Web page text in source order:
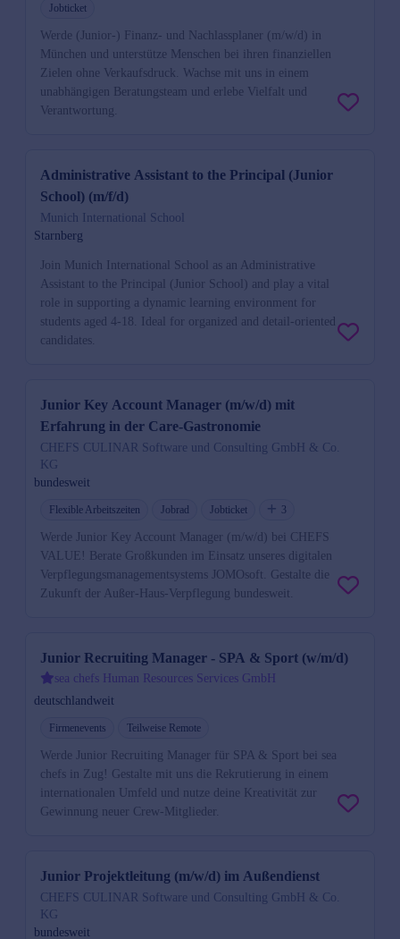
Jobticket
Werde (Junior-) Finanz- und Nachlassplaner (m/w/d) in
München und unterstütze Menschen bei ihren finanziellen
Zielen ohne Verkaufsdruck. Wachse mit uns in einem
unabhängigen Beratungsteam und erlebe Vielfalt und
Verantwortung.
Administrative Assistant to the Principal (Junior
School) (m/f/d)
Munich International School
Starnberg
Join Munich International School as an Administrative
Assistant to the Principal (Junior School) and play a vital
role in supporting a dynamic learning environment for
students aged 4-18. Ideal for organized and detail-oriented
candidates.
Junior Key Account Manager (m/w/d) mit
Erfahrung in der Care-Gastronomie
CHEFS CULINAR Software und Consulting GmbH & Co.
KG
bundesweit
Flexible Arbeitszeiten Jobrad Jobticket 3
Werde Junior Key Account Manager (m/w/d) bei CHEFS
VALUE! Berate Großkunden im Einsatz unseres digitalen
Verpflegungsmanagementsystems JOMOsoft. Gestalte die
Zukunft der Außer-Haus-Verpflegung bundesweit.
Junior Recruiting Manager - SPA & Sport (w/m/d)
sea chefs Human Resources Services GmbH
deutschlandweit
Firmenevents Teilweise Remote
Werde Junior Recruiting Manager für SPA & Sport bei sea
chefs in Zug! Gestalte mit uns die Rekrutierung in einem
internationalen Umfeld und nutze deine Kreativität zur
Gewinnung neuer Crew-Mitglieder.
Junior Projektleitung (m/w/d) im Außendienst
CHEFS CULINAR Software und Consulting GmbH & Co.
KG
bundesweit